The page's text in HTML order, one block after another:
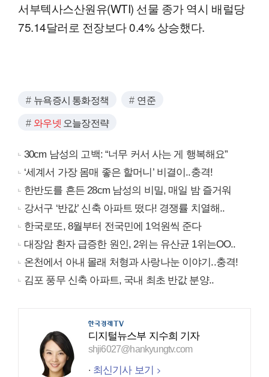
서부텍사스산원유(WTI) 선물 종가 역시 배럴당
75.14달러로 전장보다 0.4% 상승했다.
뉴욕증시 통화정책 연준
와우넷 오늘장전략
30cm 남성의 고백: “너무 커서 사는 게 행복해요”
‘세계서 가장 몸매 좋은 할머니’ 비결이..충격!
한반도를 흔든 28cm 남성의 비밀, 매일 밤 즐거워
강서구 ‘반값’ 신축 아파트 떴다! 경쟁률 치열해..
한국로또, 8월부터 전국민에 1억원씩 준다
대장암 환자 급증한 원인, 2위는 유산균 1위는OO..
온천에서 아내 몰래 처형과 사랑나눈 이야기..충격!
김포 풍무 신축 아파트, 국내 최초 반값 분양..
디지털뉴스부 지수희 기자
shji6027@hankyungtv.com
최신기사 보기